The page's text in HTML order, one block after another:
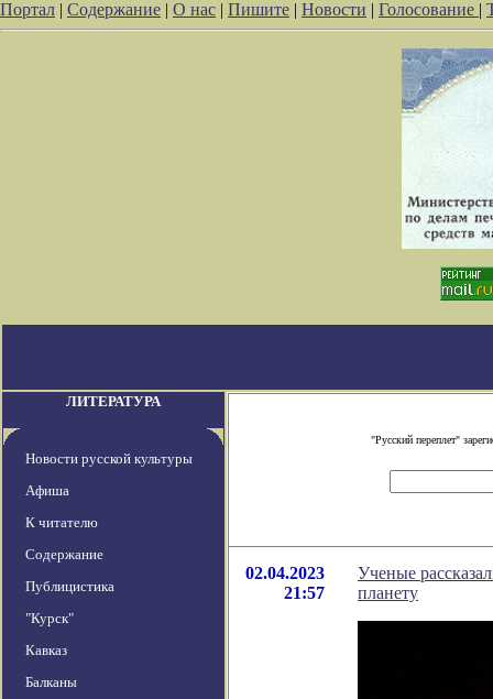
Портал | Содержание | О нас | Пишите | Новости | Голосование |
ЛИТЕРАТУРА
Новости русской культуры
Афиша
К читателю
Содержание
Публицистика
"Курск"
Кавказ
Балканы
"Русский переплет"
02.04.2023
21:57
Ученые
планету